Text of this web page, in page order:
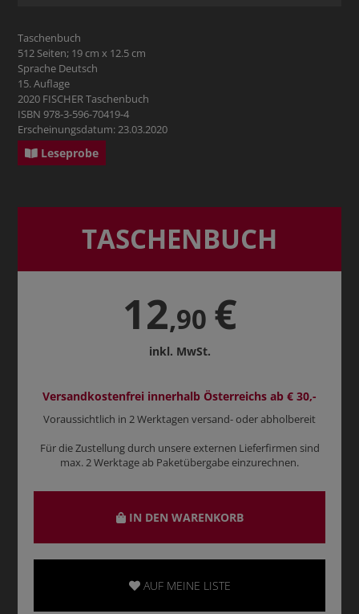
Taschenbuch
512 Seiten; 19 cm x 12.5 cm
Sprache Deutsch
15. Auflage
2020 FISCHER Taschenbuch
ISBN 978-3-596-70419-4
Erscheinungsdatum: 23.03.2020
Leseprobe
TASCHENBUCH
12,90 €
inkl. MwSt.
Versandkostenfrei innerhalb Österreichs ab € 30,-
Voraussichtlich in 2 Werktagen versand- oder abholbereit
Für die Zustellung durch unsere externen Lieferfirmen sind
max. 2 Werktage ab Paketübergabe einzurechnen.
IN DEN WARENKORB
AUF MEINE LISTE